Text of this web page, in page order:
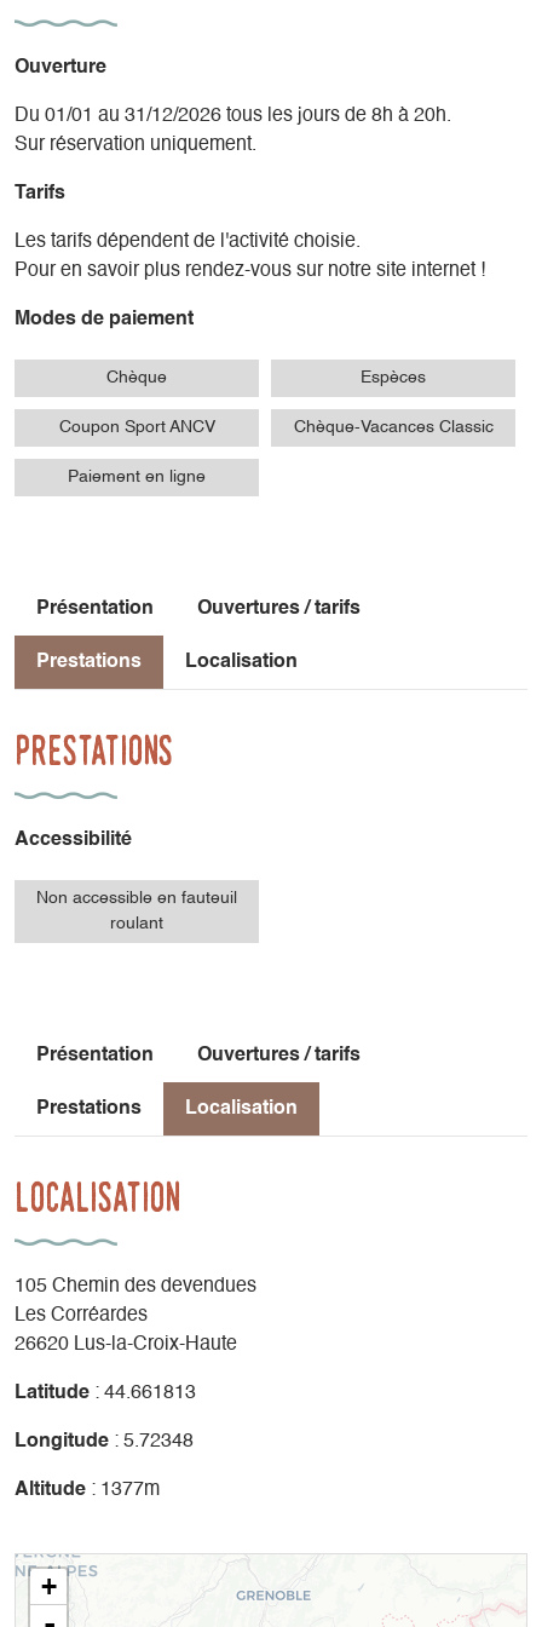
Activités estivales :
Plongez dans les vasques d'eau claire des torrents de
montagne, descendez en rappel dans les cascades et
laissez-vous glisser sur des toboggans naturels, équipés de
- Parcours acrobatique en forêt : (Dès 7 ans - Matériel
fourni)
jouer avec les tyroliennes, pont de singes, passages en
rondins et via ferrata.
- Parcours sensoriel (dès 3 ans) : Découvrez la faune et la
flore du vallon classé de la Jarjatte en suivant les fourmis.
Ouverture
Du 01/01 au 31/12/2026 tous les jours de 8h à 20h.
Sur réservation uniquement.
Tarifs
Les tarifs dépendent de l'activité choisie.
Pour en savoir plus rendez-vous sur notre site internet !
Modes de paiement
Chèque Espèces
Coupon Sport ANCV Chèque-Vacances Classic
Paiement en ligne
Présentation Ouvertures / tarifs
Prestations Localisation
Prestations
Accessibilité
Non accessible en fauteuil
roulant
Présentation Ouvertures / tarifs
Prestations Localisation
Localisation
105 Chemin des devendues
Les Corréardes
26620 Lus-la-Croix-Haute
Latitude : 44.661813
Longitude : 5.72348
Altitude : 1377m
+